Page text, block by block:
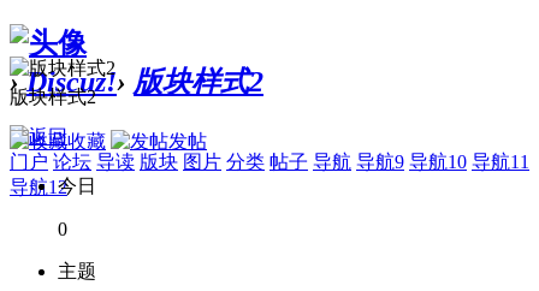
› Discuz!› 版块样式2
门户 论坛 导读 版块 图片 分类 帖子 导航 导航9 导航10 导航11
导航12
版块样式2
收藏 发帖
今日
0
主题